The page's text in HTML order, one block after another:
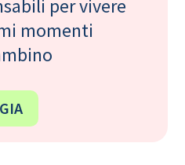
per vivere
momenti